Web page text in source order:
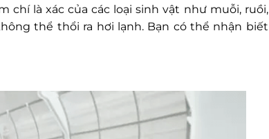
là xác của các loại sinh vật như muỗi, ruồi,
thể thổi ra hơi lạnh. Bạn có thể nhận biết